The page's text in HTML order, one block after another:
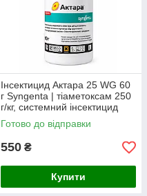
Інсектицид Актара 25 WG 60
г Syngenta | тіаметоксам 250
г/кг, системний інсектицид
широкого спектра дії
(Швейцарія)
Готово до відправки
550 ₴
Купити